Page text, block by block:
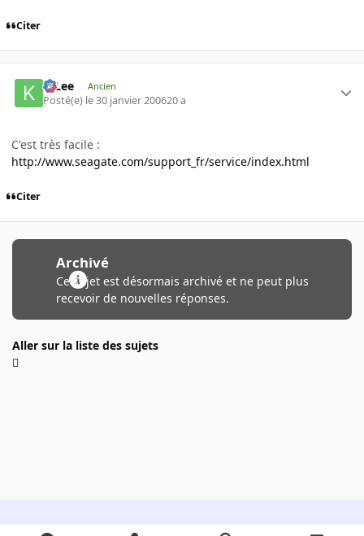
Citer
K-Lee Ancien
Posté(e) le 30 janvier 200620 a
C'est très facile :
http://www.seagate.com/support_fr/service/index.html
Citer
Archivé
Ce sujet est désormais archivé et ne peut plus
recevoir de nouvelles réponses.
Aller sur la liste des sujets